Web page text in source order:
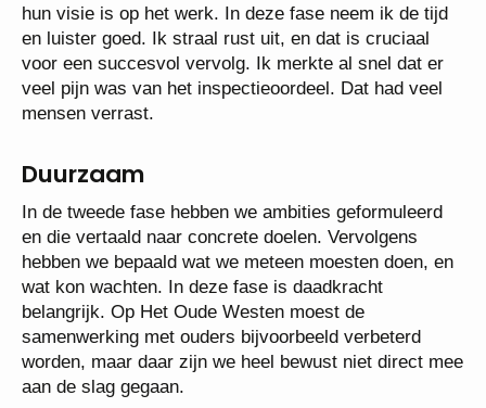
hun visie is op het werk. In deze fase neem ik de tijd
en luister goed. Ik straal rust uit, en dat is cruciaal
voor een succesvol vervolg. Ik merkte al snel dat er
veel pijn was van het inspectieoordeel. Dat had veel
mensen verrast.
Duurzaam
In de tweede fase hebben we ambities geformuleerd
en die vertaald naar concrete doelen. Vervolgens
hebben we bepaald wat we meteen moesten doen, en
wat kon wachten. In deze fase is daadkracht
belangrijk. Op Het Oude Westen moest de
samenwerking met ouders bijvoorbeeld verbeterd
worden, maar daar zijn we heel bewust niet direct mee
aan de slag gegaan.